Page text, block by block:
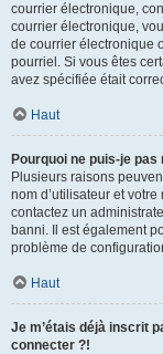
courrier électronique,
courrier électronique,
de courrier électronique
pourriel. Si vous êtes
avez spécifiée était
Haut
Pourquoi ne puis-je
Plusieurs raisons
nom d’utilisateur et
contactez un
banni. Il est également
problème de
Haut
Je m’étais déjà inscrit
connecter ?!